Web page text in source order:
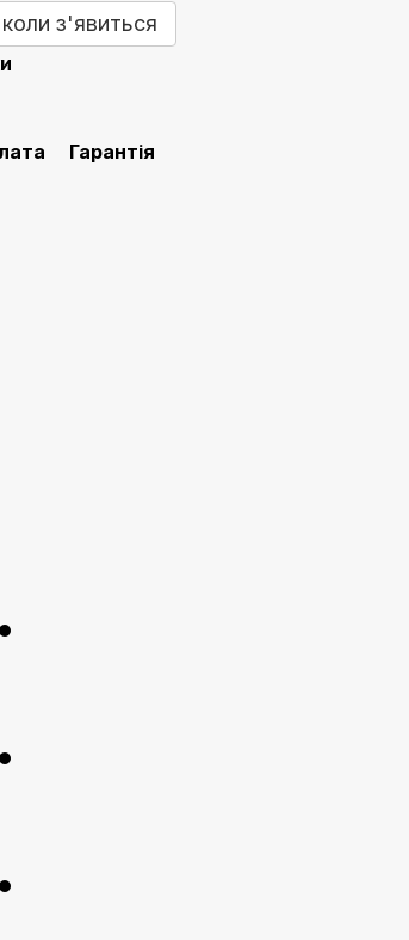
з'явиться
Гарантія